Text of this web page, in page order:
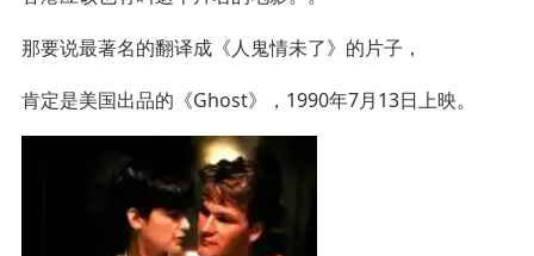
那要说最著名的翻译成《人鬼情未了》的片子，
肯定是美国出品的《Ghost》，1990年7月13日上映。